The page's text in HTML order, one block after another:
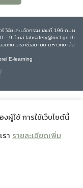
วิจัยและนวัตกรรม เลขที่ 196 ถนน
– 9 อีเมล์ labsafety@nrct.go.th
ดภัยและอาชีวอนามัย มหาวิทยาลัย
E-learning
ผู้ใช้ การใช้เว็บไซต์นี้
รา รายละเอียดเพิ่ม